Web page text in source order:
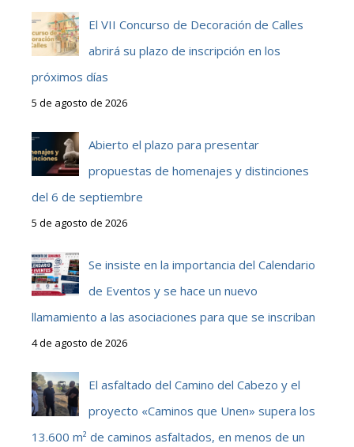
El VII Concurso de Decoración de Calles
abrirá su plazo de inscripción en los
próximos días
5 de agosto de 2026
Abierto el plazo para presentar
propuestas de homenajes y distinciones
del 6 de septiembre
5 de agosto de 2026
Se insiste en la importancia del Calendario
de Eventos y se hace un nuevo
llamamiento a las asociaciones para que se inscriban
4 de agosto de 2026
El asfaltado del Camino del Cabezo y el
proyecto «Caminos que Unen» supera los
13.600 m² de caminos asfaltados, en menos de un